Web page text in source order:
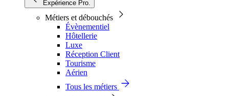
Expérience Pro.
Métiers et débouchés
Évènementiel
Hôtellerie
Luxe
Réception Client
Tourisme
Aérien
Tous les métiers